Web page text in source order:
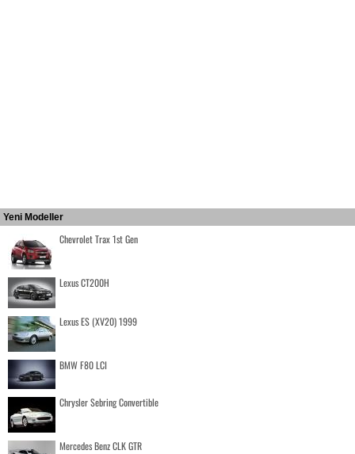
Yeni Modeller
Chevrolet Trax 1st Gen
Lexus CT200H
Lexus ES (XV20) 1999
BMW F80 LCI
Chrysler Sebring Convertible
Mercedes Benz CLK GTR